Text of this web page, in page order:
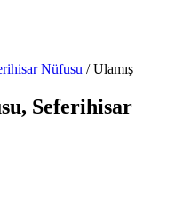
Nüfusu /Ulamış
Seferihisar